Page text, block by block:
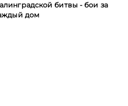
битвы - бои за
дом